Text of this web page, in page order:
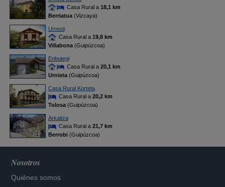
Casa Rural a 18,1 km
Berriatua(Vizcaya)
Urresti
Casa Rural a 19,8 km
Villabona(Guipúzcoa)
Enbutegi
Casa Rural a 20,1 km
Urnieta(Guipúzcoa)
Casa Rural Korteta
Casa Rural a 20,2 km
Tolosa(Guipúzcoa)
Arkaitza
Casa Rural a 21,7 km
Berrobi(Guipúzcoa)
Nosotros
Quiénes somos